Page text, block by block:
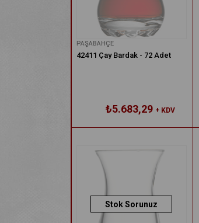
PAŞABAHÇE
42411 Çay Bardak - 72 Adet
₺5.683,29 + KDV
Stok Sorunuz